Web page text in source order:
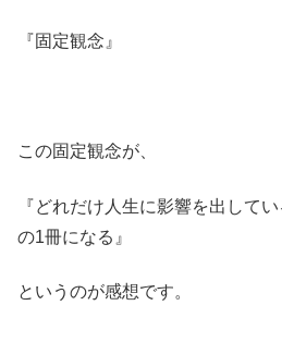
『固定観念』
この固定観念が、
『どれだけ人生に影響を出して
の1冊になる』
というのが感想です。